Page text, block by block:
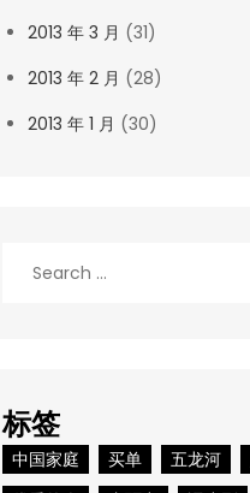
2013 年 3 月 (31)
2013 年 2 月 (28)
2013 年 1 月 (30)
标签
中国家庭 买单 五龙河